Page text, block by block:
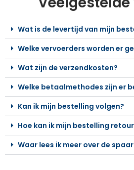
Wat is de levertijd van mijn
Welke vervoerders worden er
Wat zijn de verzendkosten?
Welke betaalmethodes zijn er
Kan ik mijn bestelling volgen?
Hoe kan ik mijn bestelling
Waar lees ik meer over de